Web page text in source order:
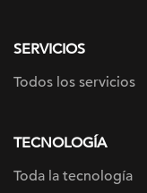
SERVICIOS
Todos los servicios
TECNOLOGÍA
Toda la tecnología